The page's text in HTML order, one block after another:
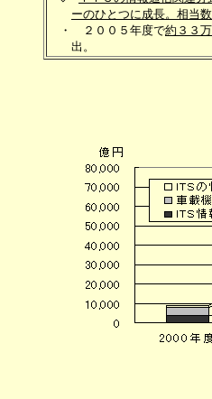
ーのひとつに成長。相当
・　２００５年度で約３３